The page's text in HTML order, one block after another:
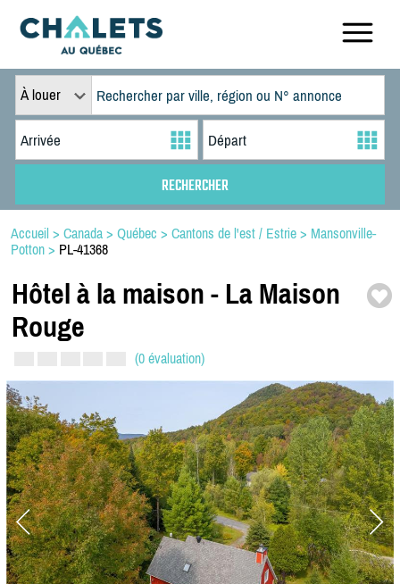
À louer
Accueil > Canada > Québec > Cantons de l'est / Estrie > Mansonville-
Potton > PL-41368
Hôtel à la maison - La Maison
Rouge
(0 évaluation)